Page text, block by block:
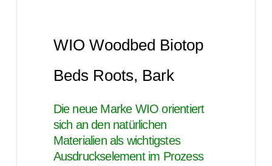
WIO Woodbed Biotop
Beds Roots, Bark
Die neue Marke WIO orientiert
sich an den natürlichen
Materialien als wichtigstes
Ausdruckselement im Prozess